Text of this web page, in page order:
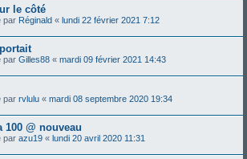
le côté
par Réginald « lundi 22 février 2021 7:12
par Gilles88 « mardi 09 février 2021 14:43
par rvlulu « mardi 08 septembre 2020 19:34
100 @ nouveau
par azu19 « lundi 20 avril 2020 11:31